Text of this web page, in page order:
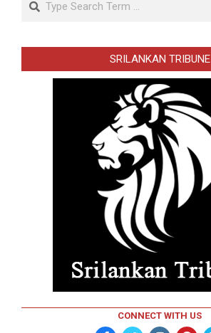
SRILANKAN TRIBUNE
CONNECT WITH US